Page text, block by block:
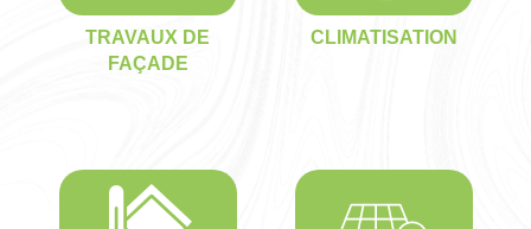
TRAVAUX DE
FAÇADE
CLIMATISATION